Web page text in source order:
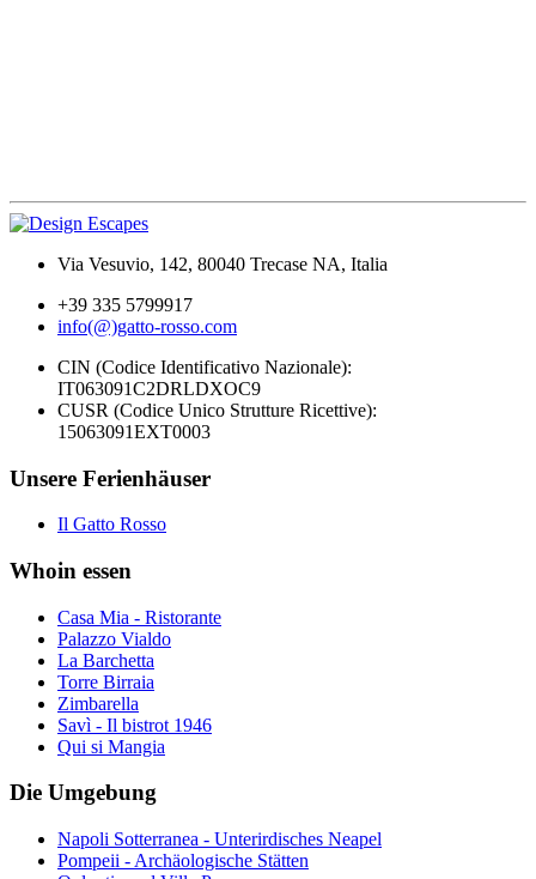
Via Vesuvio, 142, 80040 Trecase NA, Italia
+39 335 5799917
info(@)gatto-rosso.com
CIN (Codice Identificativo Nazionale):
IT063091C2DRLDXOC9
CUSR (Codice Unico Strutture Ricettive):
15063091EXT0003
Unsere Ferienhäuser
Il Gatto Rosso
Whoin essen
Casa Mia - Ristorante
Palazzo Vialdo
La Barchetta
Torre Birraia
Zimbarella
Savì - Il bistrot 1946
Qui si Mangia
Die Umgebung
Napoli Sotterranea - Unterirdisches Neapel
Pompeii - Archäologische Stätten